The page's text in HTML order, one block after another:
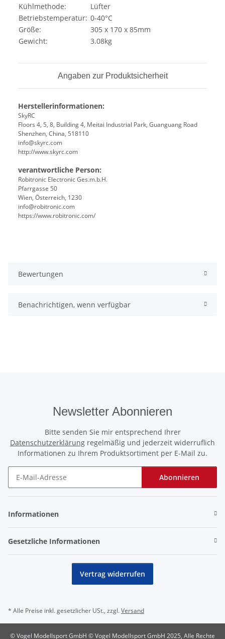
Kühlmethode:
Lüfter
Betriebstemperatur: 0-40°C
Größe:
305 x 170 x 85mm
Gewicht:
3.08kg
Angaben zur Produktsicherheit
Herstellerinformationen:
SkyRC
Floors 4, 5, 8, Building 4, Meitai Industrial Park, Guanguang Road
Shenzhen, China, 518110
info@skyrc.com
http://www.skyrc.com
verantwortliche Person:
Robitronic Electronic Ges.m.b.H.
Pfarrgasse 50
Wien, Österreich, 1230
info@robitronic.com
https://www.robitronic.com/
Bewertungen
Benachrichtigen, wenn verfügbar
Newsletter Abonnieren
Bitte senden Sie mir entsprechend Ihrer
Datenschutzerklärung regelmäßig und jederzeit widerruflich
Informationen zu Ihrem Produktsortiment per E-Mail zu.
Abonnieren
Informationen
Gesetzliche Informationen
Vertrag widerrufen
* Alle Preise inkl. gesetzlicher USt., zzgl.Versand
© Vogel Modellsport GmbH © Vogel Modellsport GmbH 2025, Alle Rechte